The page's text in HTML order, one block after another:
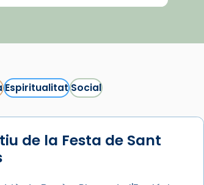
EspiritualitatSocial
de la Festa de Sant